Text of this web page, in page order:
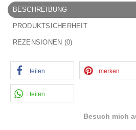
BESCHREIBUNG
PRODUKTSICHERHEIT
REZENSIONEN (0)
teilen merken
teilen
Besuch mich